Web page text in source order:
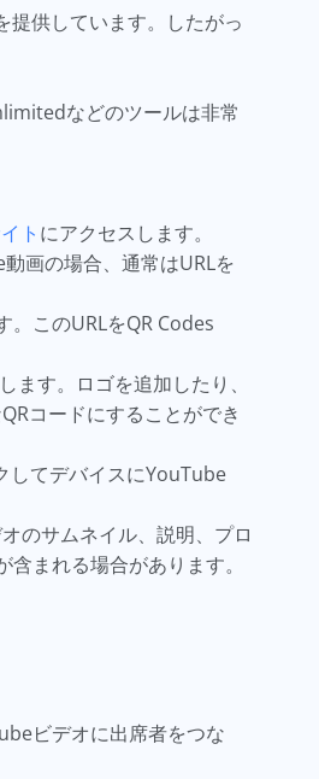
提供しています。したがっ
などのツールは非常
ト にアクセスします。
画の場合、通常はURLを
。このURLをQR Codes
ます。ロゴを追加したり、
コードにすることができ
してデバイスにYouTube
のサムネイル、説明、プロ
まれる場合があります。
ビデオに出席者をつな